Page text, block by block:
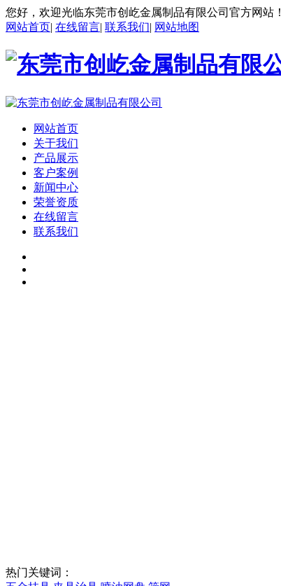
您好，欢迎光临东莞市创屹金属制品有限公司官方网站！
网站首页| 在线留言| 联系我们| 网站地图
网站首页
关于我们
产品展示
客户案例
新闻中心
荣誉资质
在线留言
联系我们
热门关键词：